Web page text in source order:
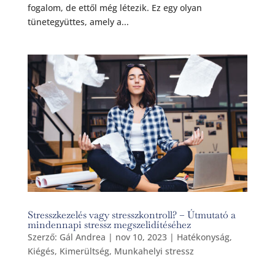
fogalom, de ettől még létezik. Ez egy olyan
tünetegyüttes, amely a...
Stresszkezelés vagy stresszkontroll? – Útmutató a
mindennapi stressz megszelidítéséhez
Szerző: Gál Andrea | nov 10, 2023| Hatékonyság,
Kiégés, Kimerültség, Munkahelyi stressz